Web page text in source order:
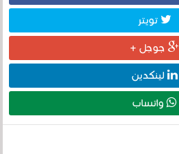
تويتر
جوجل +
لينكدين
واتساب